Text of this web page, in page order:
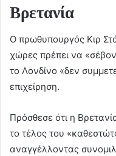
Βρετανία
Ο πρωθυπουργός Κιρ
χώρες πρέπει να
το Λονδίνο «δεν
επιχείρηση.
Πρόσθεσε ότι η
το τέλος του
αναγγέλλοντας